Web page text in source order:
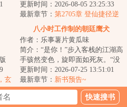
敌首级，富裕的还有一枚盾牌法
器，攻守兼备，...
更新时间：2026-08-05 23:25:33
最新章节： 第2705章 登仙捷径逆
玄
八小时工作制的朝廷鹰犬
作者：乐事薯片黄瓜味
简介：“是你！”步入客栈的江湖高
手骇然变色，旋即面如死灰。“没
想到，今日要落到你这朝廷鹰犬
的手里！...
更新时间：2026-07-25 13:51:01
最新章节： 新书预告~